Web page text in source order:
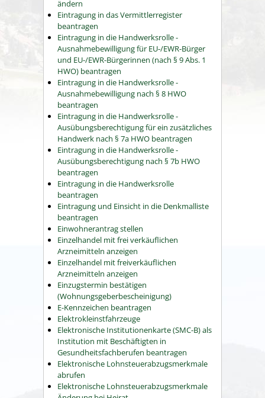
ändern
Eintragung in das Vermittlerregister
beantragen
Eintragung in die Handwerksrolle -
Ausnahmebewilligung für EU-/EWR-Bürger
und EU-/EWR-Bürgerinnen (nach § 9 Abs. 1
HWO) beantragen
Eintragung in die Handwerksrolle -
Ausnahmebewilligung nach § 8 HWO
beantragen
Eintragung in die Handwerksrolle -
Ausübungsberechtigung für ein zusätzliches
Handwerk nach § 7a HWO beantragen
Eintragung in die Handwerksrolle -
Ausübungsberechtigung nach § 7b HWO
beantragen
Eintragung in die Handwerksrolle
beantragen
Eintragung und Einsicht in die Denkmalliste
beantragen
Einwohnerantrag stellen
Einzelhandel mit frei verkäuflichen
Arzneimitteln anzeigen
Einzelhandel mit freiverkäuflichen
Arzneimitteln anzeigen
Einzugstermin bestätigen
(Wohnungsgeberbescheinigung)
E-Kennzeichen beantragen
Elektrokleinstfahrzeuge
Elektronische Institutionenkarte (SMC-B) als
Institution mit Beschäftigten in
Gesundheitsfachberufen beantragen
Elektronische Lohnsteuerabzugsmerkmale
abrufen
Elektronische Lohnsteuerabzugsmerkmale